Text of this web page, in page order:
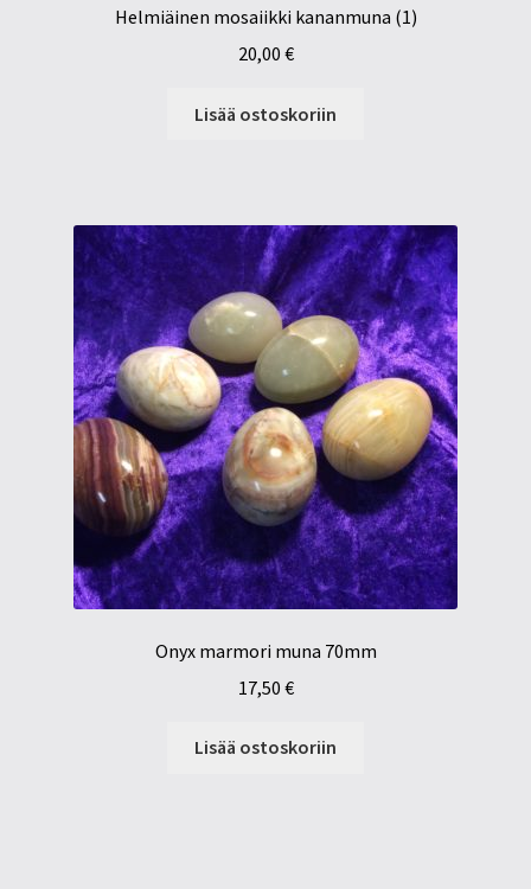
Helmiäinen mosaiikki kananmuna (1)
20,00 €
Lisää ostoskoriin
Onyx marmori muna 70mm
17,50 €
Lisää ostoskoriin